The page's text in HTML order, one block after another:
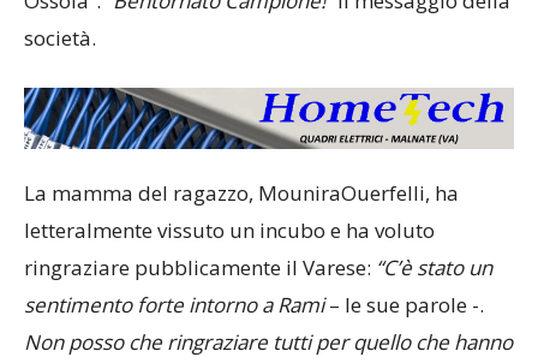
società.
La mamma del ragazzo, MouniraOuerfelli, ha
letteralmente vissuto un incubo e ha voluto
ringraziare pubblicamente il Varese: “C’è stato un
sentimento forte intorno a Rami– le sue parole -.
Non posso che ringraziare tutti per quello che hanno